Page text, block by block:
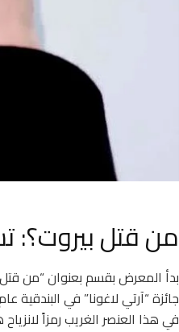
من قتل بيروت؟:
بدأ المعرض بقسم بعنوان “من قتل
في هذا العنصر الغريب رمزاً